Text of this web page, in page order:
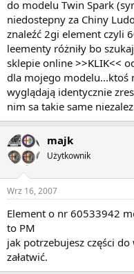
do modelu Twin Spark
niedostepny za Chiny
znaleźć 2gi element czyli
leementy różniły bo
sklepie online >>KLIK<<
dla mojego modelu...ktoś
wyglądają identycznie
nim sa takie same
majk
Użytkownik
Wrz 16, 2007
Element o nr 60533942
to PM
jak potrzebujesz części
załatwić.